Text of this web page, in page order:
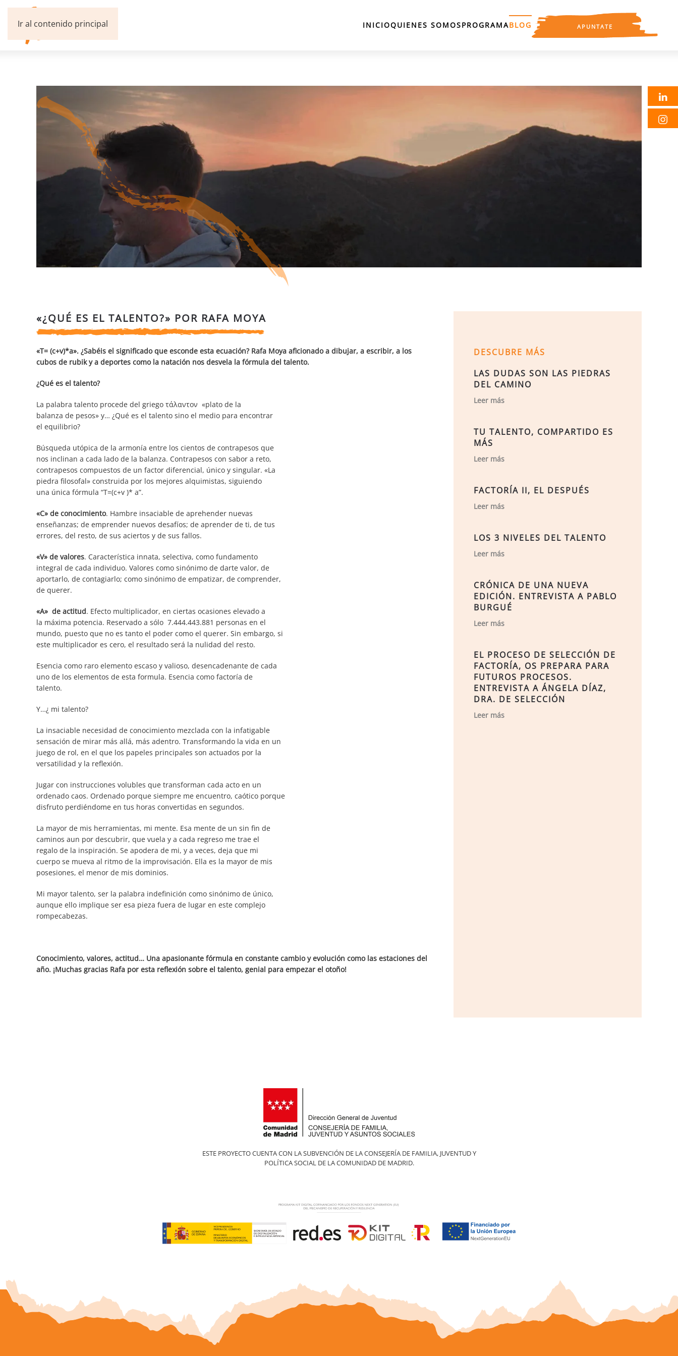
Ir al contenido principal INICIOQUIENES SOMOSPROGRAMABLOG APUNTATE
«¿QUÉ ES EL TALENTO?» POR RAFA MOYA
«T= (c+v)*a». ¿Sabéis el significado que esconde esta ecuación? Rafa Moya aficionado a dibujar, a escribir, a los
cubos de rubik y a deportes como la natación nos desvela la fórmula del talento.
¿Qué es el talento?
La palabra talento procede del griego τάλαντον «plato de la
balanza de pesos» y… ¿Qué es el talento sino el medio para encontrar
el equilibrio?
Búsqueda utópica de la armonía entre los cientos de contrapesos que
nos inclinan a cada lado de la balanza. Contrapesos con sabor a reto,
contrapesos compuestos de un factor diferencial, único y singular. «La
piedra filosofal» construida por los mejores alquimistas, siguiendo
una única fórmula “T=(c+v )* a”.
«C» de conocimiento. Hambre insaciable de aprehender nuevas
enseñanzas; de emprender nuevos desafíos; de aprender de ti, de tus
errores, del resto, de sus aciertos y de sus fallos.
«V» de valores. Característica innata, selectiva, como fundamento
integral de cada individuo. Valores como sinónimo de darte valor, de
aportarlo, de contagiarlo; como sinónimo de empatizar, de comprender,
de querer.
«A» de actitud. Efecto multiplicador, en ciertas ocasiones elevado a
la máxima potencia. Reservado a sólo 7.444.443.881 personas en el
mundo, puesto que no es tanto el poder como el querer. Sin embargo, si
este multiplicador es cero, el resultado será la nulidad del resto.
Esencia como raro elemento escaso y valioso, desencadenante de cada
uno de los elementos de esta formula. Esencia como factoría de
talento.
Y…¿ mi talento?
La insaciable necesidad de conocimiento mezclada con la infatigable
sensación de mirar más allá, más adentro. Transformando la vida en un
juego de rol, en el que los papeles principales son actuados por la
versatilidad y la reflexión.
Jugar con instrucciones volubles que transforman cada acto en un
ordenado caos. Ordenado porque siempre me encuentro, caótico porque
disfruto perdiéndome en tus horas convertidas en segundos.
La mayor de mis herramientas, mi mente. Esa mente de un sin fin de
caminos aun por descubrir, que vuela y a cada regreso me trae el
regalo de la inspiración. Se apodera de mi, y a veces, deja que mi
cuerpo se mueva al ritmo de la improvisación. Ella es la mayor de mis
posesiones, el menor de mis dominios.
Mi mayor talento, ser la palabra indefinición como sinónimo de único,
aunque ello implique ser esa pieza fuera de lugar en este complejo
rompecabezas.
Conocimiento, valores, actitud… Una apasionante fórmula en constante cambio y evolución como las estaciones del
año. ¡Muchas gracias Rafa por esta reflexión sobre el talento, genial para empezar el otoño!
DESCUBRE MÁS
LAS DUDAS SON LAS PIEDRAS
DEL CAMINO
Leer más
TU TALENTO, COMPARTIDO ES
MÁS
Leer más
FACTORÍA II, EL DESPUÉS
Leer más
LOS 3 NIVELES DEL TALENTO
Leer más
CRÓNICA DE UNA NUEVA
EDICIÓN. ENTREVISTA A PABLO
BURGUÉ
Leer más
EL PROCESO DE SELECCIÓN DE
FACTORÍA, OS PREPARA PARA
FUTUROS PROCESOS.
ENTREVISTA A ÁNGELA DÍAZ,
DRA. DE SELECCIÓN
Leer más
ESTE PROYECTO CUENTA CON LA SUBVENCIÓN DE LA CONSEJERÍA DE FAMILIA, JUVENTUD Y
POLÍTICA SOCIAL DE LA COMUNIDAD DE MADRID.